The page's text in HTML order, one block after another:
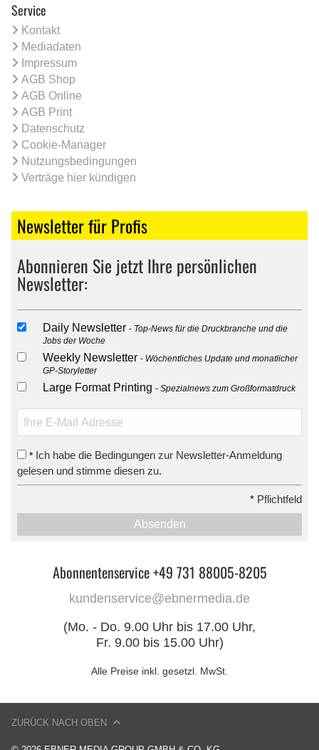
Service
Kontakt
Mediadaten
Impressum
AGB Shop
AGB Online
AGB Print
Datenschutz
Cookie-Manager
Nutzungsbedingungen
Verträge hier kündigen
Newsletter für Profis
Abonnieren Sie jetzt Ihre persönlichen
Newsletter:
Daily Newsletter
Top-News für die Druckbranche und die
Jobs der Woche
Weekly Newsletter
Wöchentliches Update und monatlicher
GP-Storyletter
Large Format Printing Spezialnews zum Großformatdruck
* Ich habe die Bedingungen zur Newsletter-Anmeldung
gelesen und stimme diesen zu.
* Pflichtfeld
Absenden
Abonnentenservice +49 731 88005-8205
kundenservice@ebnermedia.de
(Mo. - Do. 9.00 Uhr bis 17.00 Uhr,
Fr. 9.00 bis 15.00 Uhr)
Alle Preise inkl. gesetzl. MwSt.
ZURÜCK NACH OBEN